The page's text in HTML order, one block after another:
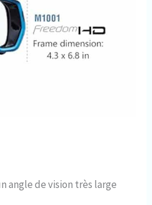
angle de vision très large